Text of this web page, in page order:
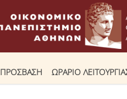
ΠΡΟΣΒΑΣΗ ΩΡΑΡΙΟ